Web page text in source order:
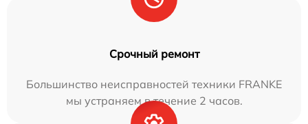
Срочный ремонт
Большинство неисправностей техники FRANKE
мы устраняем в течение 2 часов.